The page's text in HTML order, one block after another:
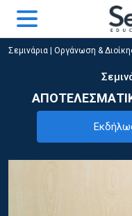
Σεμινάρια Οργάνωση &